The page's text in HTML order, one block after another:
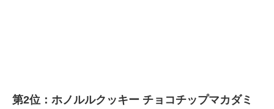
第2位：ホノルルクッキー チョコチップマカダミ